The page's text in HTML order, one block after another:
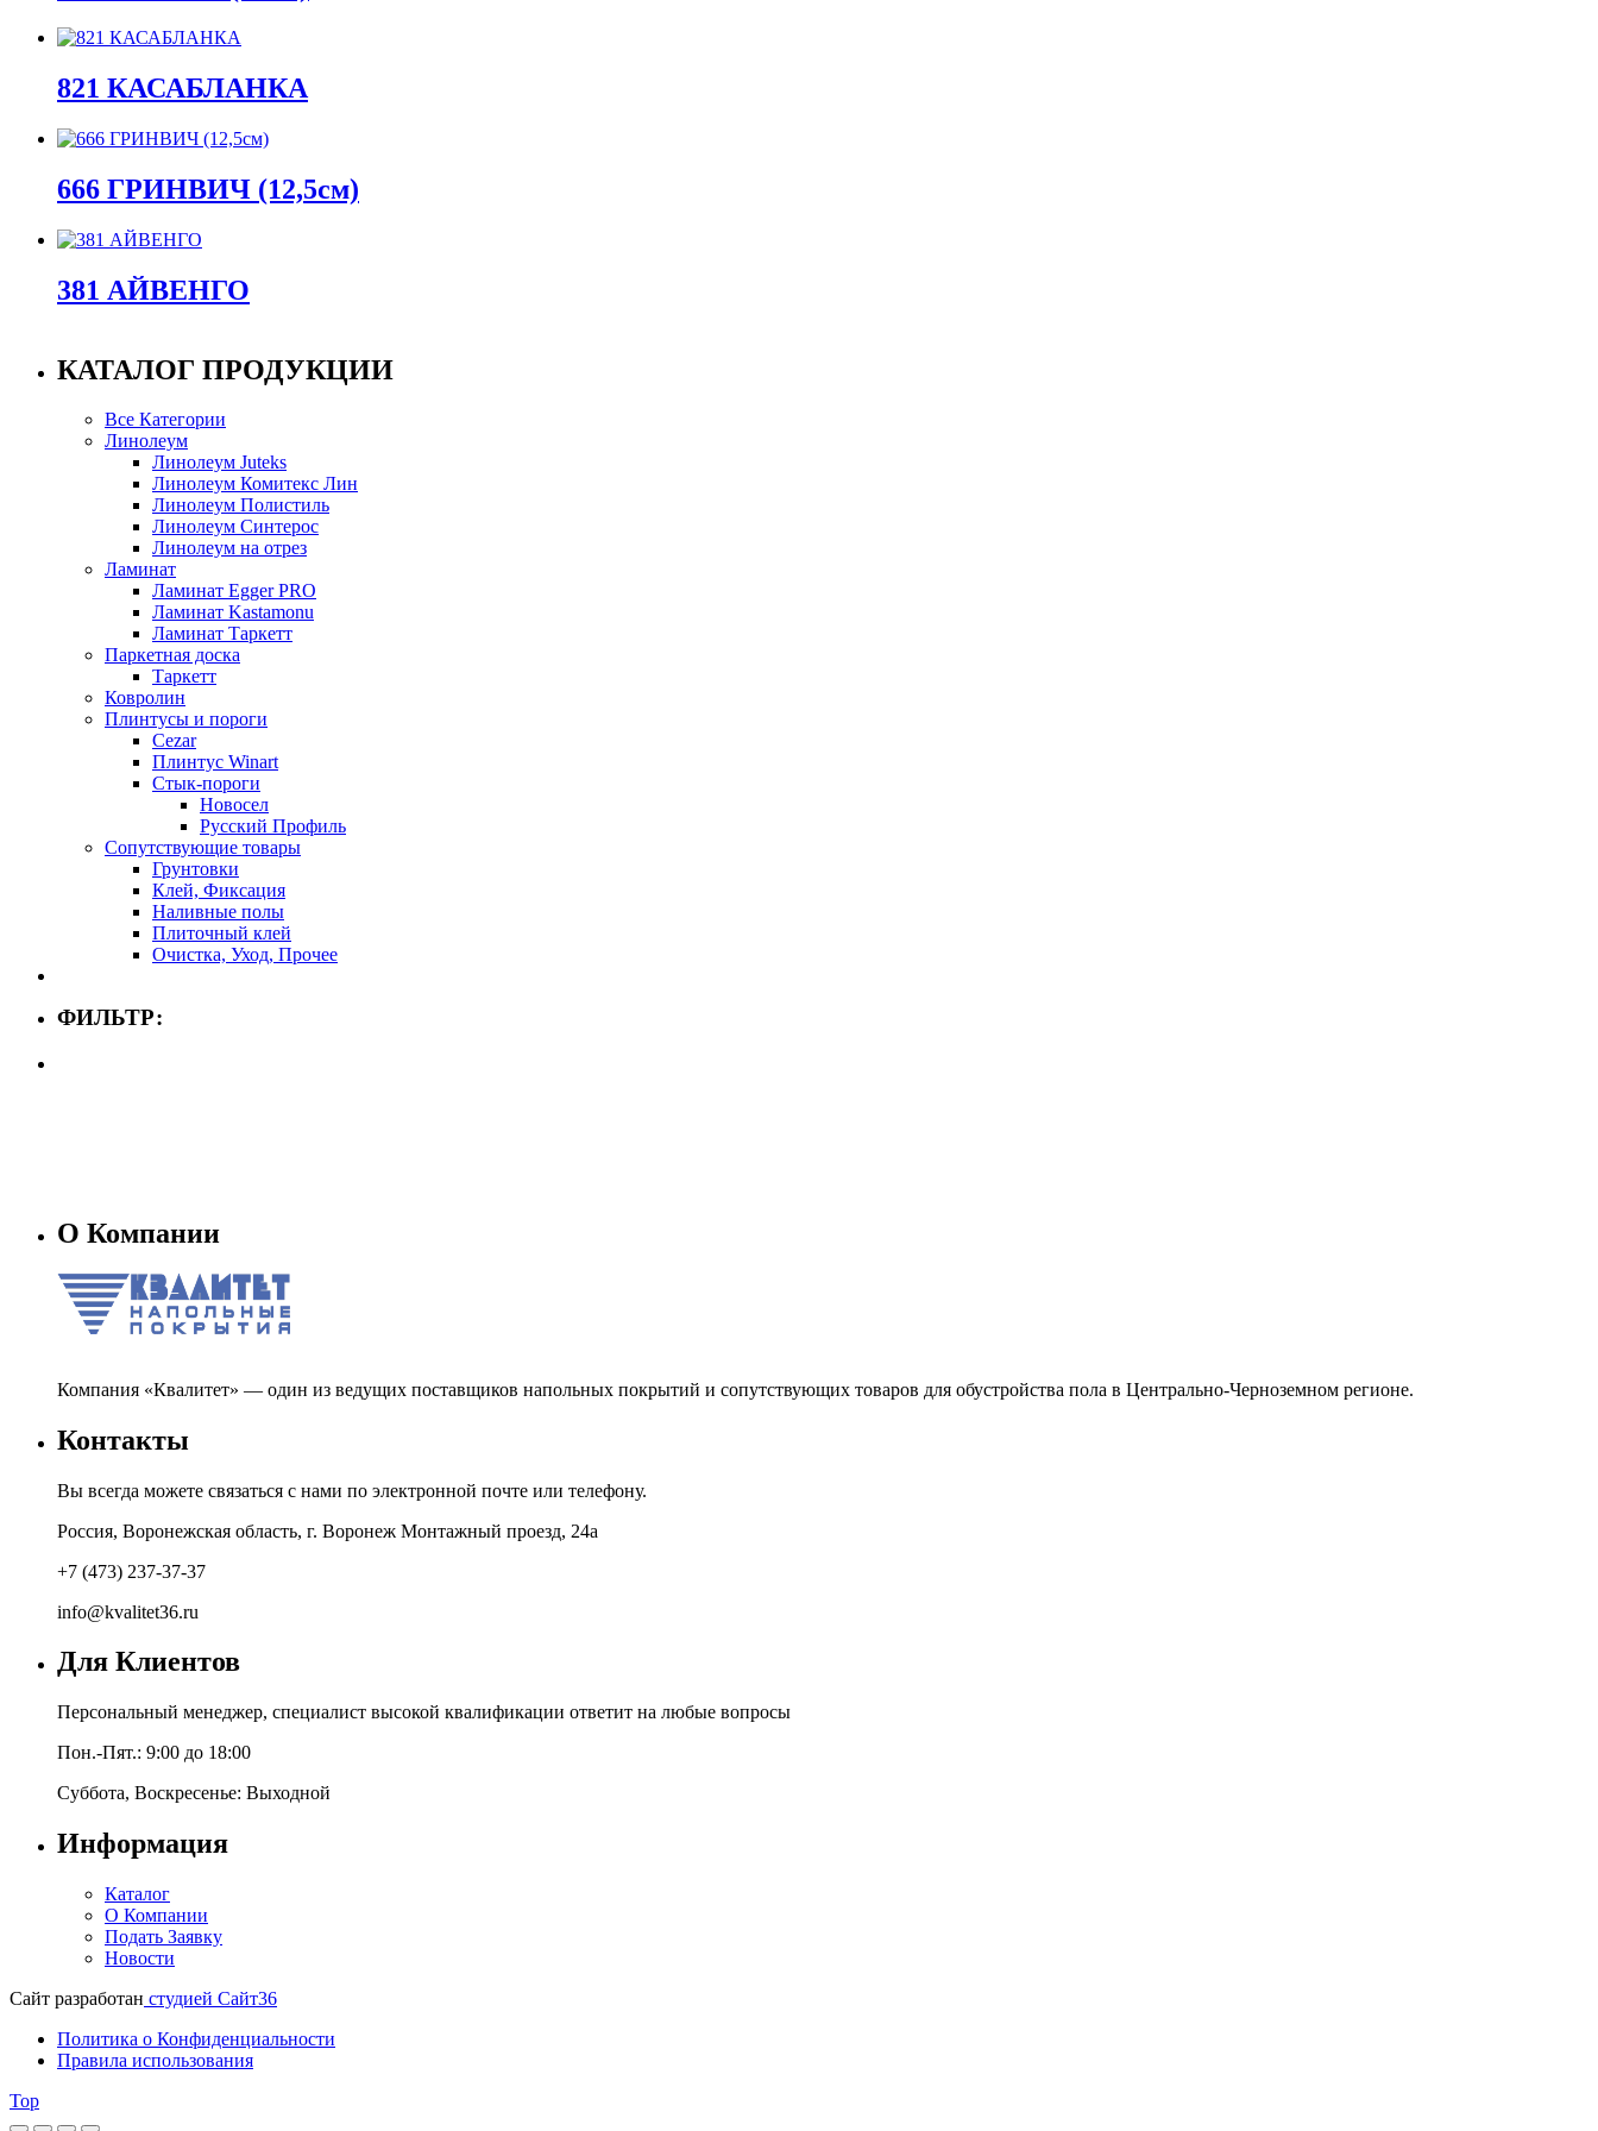
821 КАСАБЛАНКА
666 ГРИНВИЧ (12,5см)
381 АЙВЕНГО
КАТАЛОГ ПРОДУКЦИИ
Все Категории
Линолеум
Линолеум Juteks
Линолеум Комитекс Лин
Линолеум Полистиль
Линолеум Синтерос
Линолеум на отрез
Ламинат
Ламинат Egger PRO
Ламинат Kastamonu
Ламинат Таркетт
Паркетная доска
Таркетт
Ковролин
Плинтусы и пороги
Cezar
Плинтус Winart
Стык-пороги
Новосел
Русский Профиль
Сопутствующие товары
Грунтовки
Клей, Фиксация
Наливные полы
Плиточный клей
Очистка, Уход, Прочее
ФИЛЬТР:
О Компании
Компания «Квалитет» — один из ведущих поставщиков напольных покрытий и сопутствующих товаров для обустройства пола в Центрально-Черноземном регионе.
Контакты
Вы всегда можете связаться с нами по электронной почте или телефону.
Россия, Воронежская область, г. Воронеж Монтажный проезд, 24а
+7 (473) 237-37-37
info@kvalitet36.ru
Для Клиентов
Персональный менеджер, специалист высокой квалификации ответит на любые вопросы
Пон.-Пят.: 9:00 до 18:00
Суббота, Воскресенье: Выходной
Информация
Каталог
О Компании
Подать Заявку
Новости
Сайт разработан студией Сайт36
Политика о Конфиденциальности
Правила использования
Top